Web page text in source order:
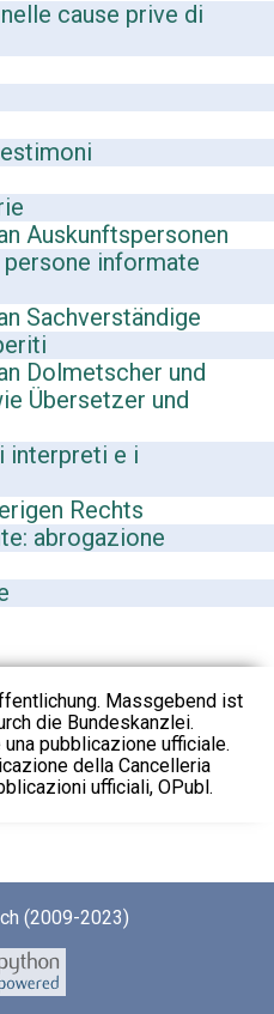
cause prive di
Auskunftspersonen
informate
Sachverständige
Dolmetscher und
Übersetzer und
interpreti e i
Rechts
abrogazione
Massgebend ist
die Bundeskanzlei.
una pubblicazione ufficiale.
della Cancelleria
ufficiali, OPubl.
(2009-2023)